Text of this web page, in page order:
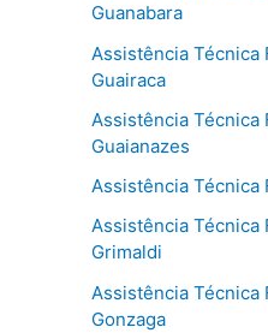
Guanabara
Assistência Técnica
Guairaca
Assistência Técnica
Guaianazes
Assistência Técnica
Assistência Técnica
Grimaldi
Assistência Técnica
Gonzaga